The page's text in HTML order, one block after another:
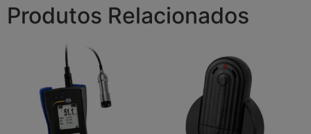
Produtos Relacionados